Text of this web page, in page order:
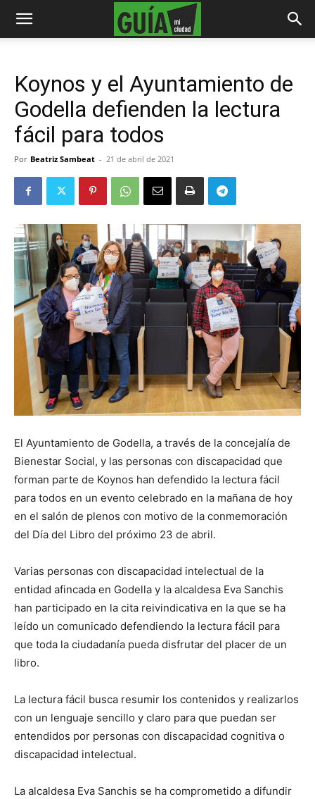
Koynos y el Ayuntamiento de
Godella defienden la lectura
fácil para todos
Por Beatriz Sambeat - 21 de abril de 2021
El Ayuntamiento de Godella, a través de la concejalía de
Bienestar Social, y las personas con discapacidad que
forman parte de Koynos han defendido la lectura fácil
para todos en un evento celebrado en la mañana de hoy
en el salón de plenos con motivo de la conmemoración
del Día del Libro del próximo 23 de abril.
Varias personas con discapacidad intelectual de la
entidad afincada en Godella y la alcaldesa Eva Sanchis
han participado en la cita reivindicativa en la que se ha
leído un comunicado defendiendo la lectura fácil para
que toda la ciudadanía pueda disfrutar del placer de un
libro.
La lectura fácil busca resumir los contenidos y realizarlos
con un lenguaje sencillo y claro para que puedan ser
entendidos por personas con discapacidad cognitiva o
discapacidad intelectual.
La alcaldesa Eva Sanchis se ha comprometido a difundir